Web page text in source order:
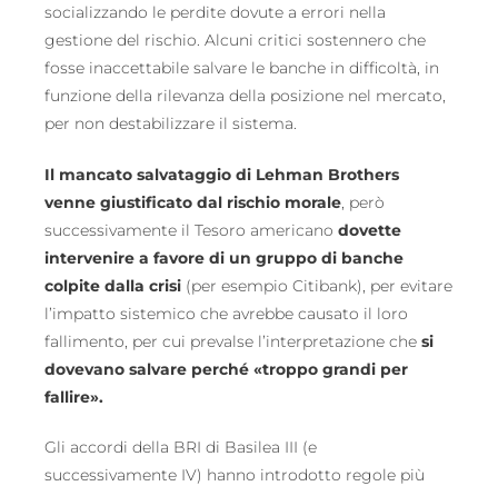
socializzando le perdite dovute a errori nella
gestione del rischio. Alcuni critici sostennero che
fosse inaccettabile salvare le banche in difficoltà, in
funzione della rilevanza della posizione nel mercato,
per non destabilizzare il sistema.
Il mancato salvataggio di Lehman Brothers
venne giustificato dal rischio morale , però
successivamente il Tesoro americanodovette
intervenire a favore di un gruppo di banche
colpite dalla crisi (per esempio Citibank), per evitare
l’impatto sistemico che avrebbe causato il loro
fallimento, per cui prevalse l’interpretazione chesi
dovevano salvare perché «troppo grandi per
fallire».
Gli accordi della BRI di Basilea III (e
successivamente IV) hanno introdotto regole più